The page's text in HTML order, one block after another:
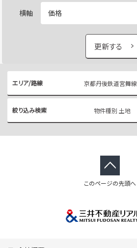
横軸
更新する
エリア/路線 京都丹後鉄道宮舞線
絞り込み検索 物件種別 土地
このページの先頭へ